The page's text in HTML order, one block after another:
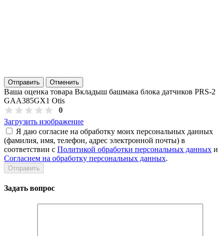
Отправить Отменить
Ваша оценка товара Вкладыш башмака блока датчиков PRS-2
GAA385GX1 Otis
0
Загрузить изображение
Я даю согласие на обработку моих персональных данных
(фамилия, имя, телефон, адрес электронной почты) в
соответствии с Политикой обработки персональных данных и
Согласием на обработку персональных данных.
Задать вопрос